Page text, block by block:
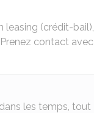
leasing (crédit-bail
contact
les temps, tout